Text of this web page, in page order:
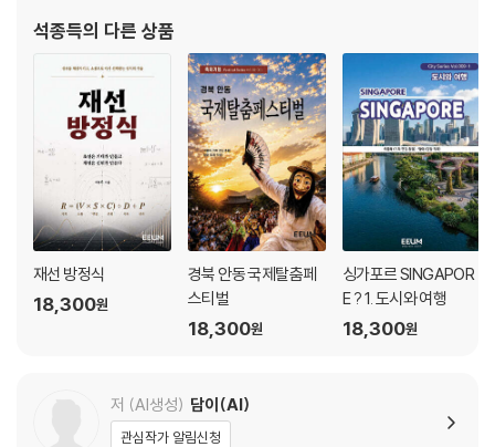
5부. 이탈의 잔상, 아지랑이 너머의 기억
17장. 텐포잔 유리창, 멀어지는 지평선
18장. 오사카성 석축, 등을 기대 보낸 오후
19장. 아베노 하루카스, 도시의 마지막 고동
20장. 린쿠 타운 연락교, 몸에 남은 7월
에필로그 : 구름 위에서 완성된 오사카의 감각
표
석종득의 다른 상품
재선 방정식
18,300원
경북 안동 국제탈춤페
스티벌
18,300원
싱가포르 SINGAPOR
E ? 1. 도시와 여행
18,300원
저 (AI생성) 담이(AI)
관심작가 알림신청